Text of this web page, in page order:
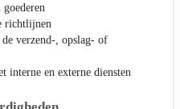
richtlijnen
de verzend-, opslag- of
interne en externe diensten